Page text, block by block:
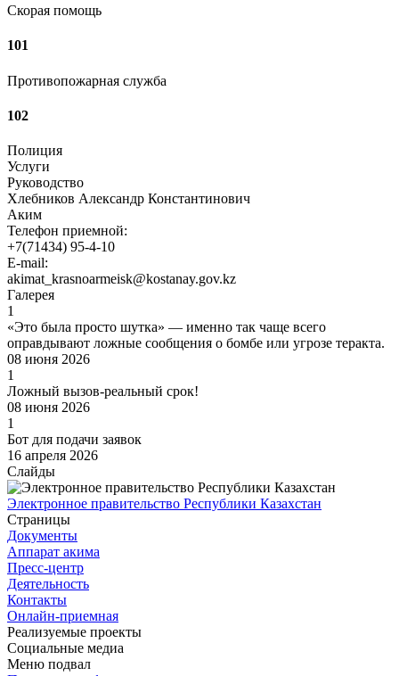
Скорая помощь
101
Противопожарная служба
102
Полиция
Услуги
Руководство
Хлебников Александр Константинович
Аким
Телефон приемной:
+7(71434) 95-4-10
E-mail:
akimat_krasnoarmeisk@kostanay.gov.kz
Галерея
1
«Это была просто шутка» — именно так чаще всего
оправдывают ложные сообщения о бомбе или угрозе теракта.
08 июня 2026
1
Ложный вызов-реальный срок!
08 июня 2026
1
Бот для подачи заявок
16 апреля 2026
Слайды
Электронное правительство Республики Казахстан
Страницы
Документы
Аппарат акима
Пресс-центр
Деятельность
Контакты
Онлайн-приемная
Реализуемые проекты
Социальные медиа
Меню подвал